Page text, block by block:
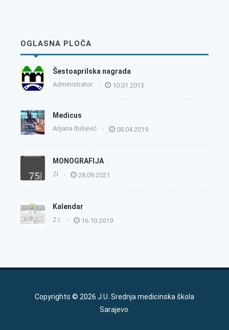
OGLASNA PLOČA
Šestoaprilska nagrada
Administrator 10.01.2013
Medicus
Arijana Ibišević 08.04.2019
MONOGRAFIJA
ZI 28.09.2021
Kalendar
Z.I. 16.10.2019
Copyrights © 2026 J.U. Srednja medicinska škola
Sarajevo.